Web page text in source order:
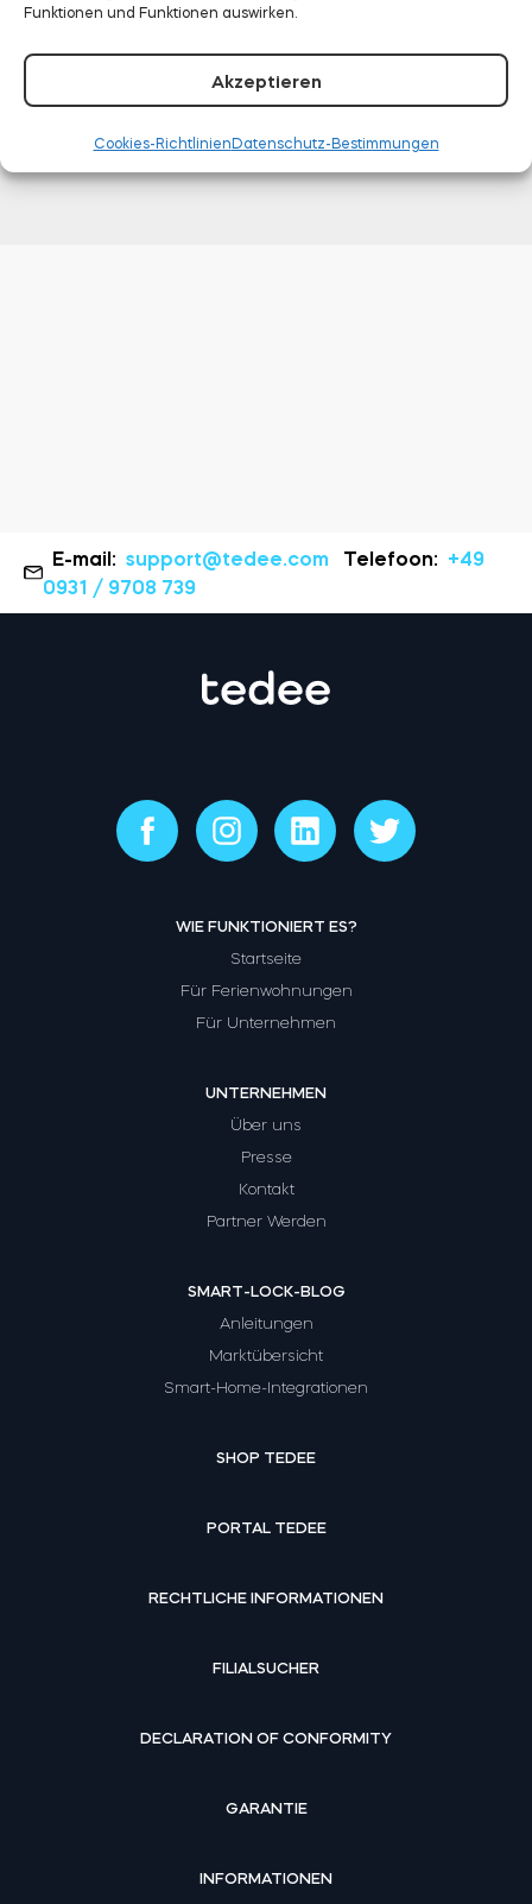
Funktionen und Funktionen auswirken.
Akzeptieren
Cookies-Richtlinien Datenschutz-Bestimmungen
Installation
E-mail: support@tedee.com Telefoon: +49
0931 / 9708 739
WIE FUNKTIONIERT ES?
Startseite
Für Ferienwohnungen
Für Unternehmen
UNTERNEHMEN
Über uns
Presse
Kontakt
Partner Werden
SMART-LOCK-BLOG
Anleitungen
Marktübersicht
Smart-Home-Integrationen
SHOP TEDEE
PORTAL TEDEE
RECHTLICHE INFORMATIONEN
FILIALSUCHER
DECLARATION OF CONFORMITY
GARANTIE
INFORMATIONEN